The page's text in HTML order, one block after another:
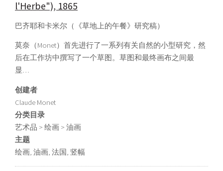
l'Herbe"), 1865
巴齐耶和卡米尔（《草地上的午餐》研究稿）
莫奈（Monet）首先进行了一系列有关自然的小型研究，然
后在工作坊中撰写了一个草图。草图和最终画布之间最
显…
创建者
Claude Monet
分类目录
艺术品 > 绘画 > 油画
主题
绘画, 油画, 法国, 竖幅